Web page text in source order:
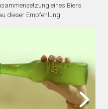
eines Biers
dieser Empfehlung.